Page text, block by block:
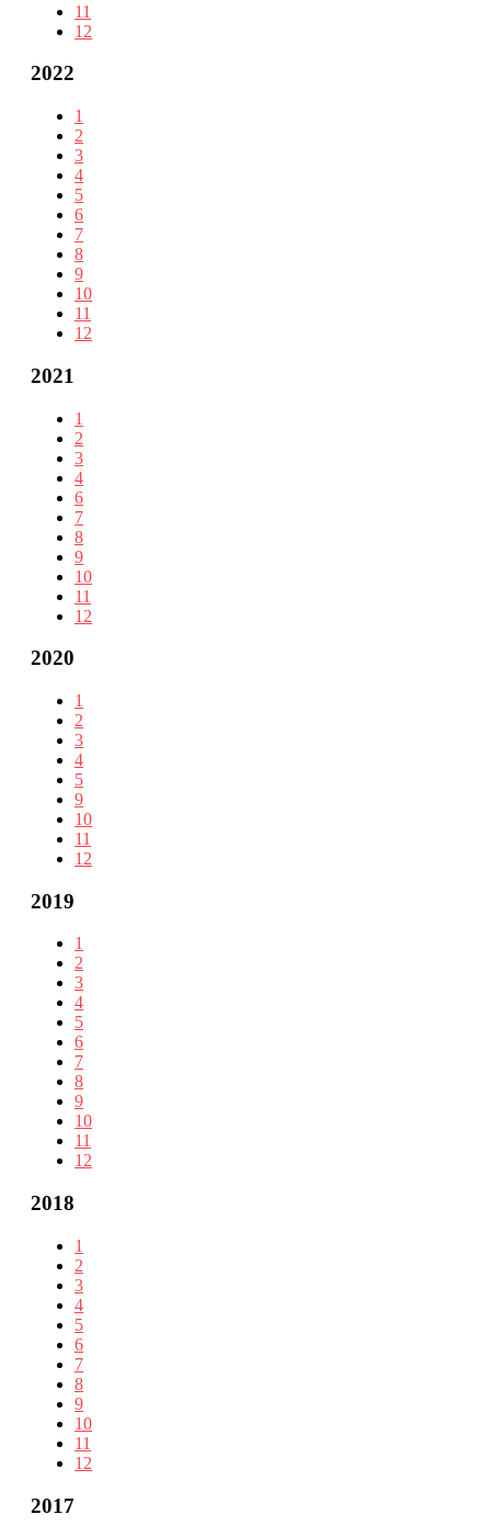
11
12
2022
1
2
3
4
5
6
7
8
9
10
11
12
2021
1
2
3
4
6
7
8
9
10
11
12
2020
1
2
3
4
5
9
10
11
12
2019
1
2
3
4
5
6
7
8
9
10
11
12
2018
1
2
3
4
5
6
7
8
9
10
11
12
2017